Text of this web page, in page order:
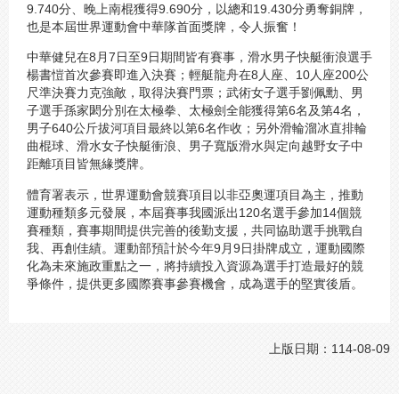
9.740分、晚上南棍獲得9.690分，以總和19.430分勇奪銅牌，
也是本屆世界運動會中華隊首面獎牌，令人振奮！
中華健兒在8月7日至9日期間皆有賽事，滑水男子快艇衝浪選手
楊書愷首次參賽即進入決賽；輕艇龍舟在8人座、10人座200公
尺準決賽力克強敵，取得決賽門票；武術女子選手劉佩勳、男
子選手孫家閎分別在太極拳、太極劍全能獲得第6名及第4名，
男子640公斤拔河項目最終以第6名作收；另外滑輪溜冰直排輪
曲棍球、滑水女子快艇衝浪、男子寬版滑水與定向越野女子中
距離項目皆無緣獎牌。
體育署表示，世界運動會競賽項目以非亞奧運項目為主，推動
運動種類多元發展，本屆賽事我國派出120名選手參加14個競
賽種類，賽事期間提供完善的後勤支援，共同協助選手挑戰自
我、再創佳績。運動部預計於今年9月9日掛牌成立，運動國際
化為未來施政重點之一，將持續投入資源為選手打造最好的競
爭條件，提供更多國際賽事參賽機會，成為選手的堅實後盾。
上版日期：114-08-09